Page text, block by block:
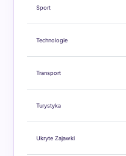
Sport
Technologie
Transport
Turystyka
Ukryte Zajawki